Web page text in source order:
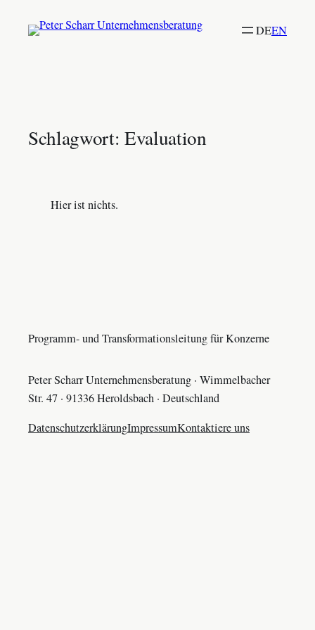
Inhalt
DEEN
Schlagwort:Evaluation
Hier ist nichts.
Programm- und Transformationsleitung für Konzerne
Peter Scharr Unternehmensberatung · Wimmelbacher
Str. 47 · 91336 Heroldsbach · Deutschland
DatenschutzerklärungImpressumKontaktiere uns